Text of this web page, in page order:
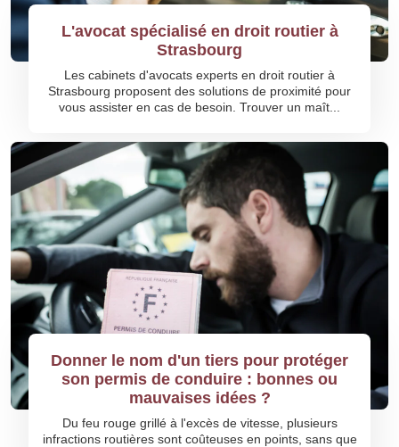
L'avocat spécialisé en droit routier à
Strasbourg
Les cabinets d'avocats experts en droit routier à
Strasbourg proposent des solutions de proximité pour
vous assister en cas de besoin. Trouver un maît...
Donner le nom d'un tiers pour protéger
son permis de conduire : bonnes ou
mauvaises idées ?
Du feu rouge grillé à l'excès de vitesse, plusieurs
infractions routières sont coûteuses en points, sans que